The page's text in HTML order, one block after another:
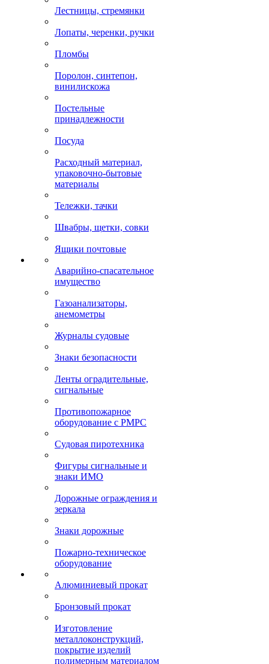
Лестницы, стремянки
Лопаты, черенки, ручки
Пломбы
Поролон, синтепон,
винилискожа
Постельные
принадлежности
Посуда
Расходный материал,
упаковочно-бытовые
материалы
Тележки, тачки
Швабры, щетки, совки
Ящики почтовые
Аварийно-спасательное
имущество
Газоанализаторы,
анемометры
Журналы судовые
Знаки безопасности
Ленты оградительные,
сигнальные
Противопожарное
оборудование с РМРС
Судовая пиротехника
Фигуры сигнальные и
знаки ИМО
Дорожные ограждения и
зеркала
Знаки дорожные
Пожарно-техническое
оборудование
Алюминиевый прокат
Бронзовый прокат
Изготовление
металлоконструкций,
покрытие изделий
полимерным материалом